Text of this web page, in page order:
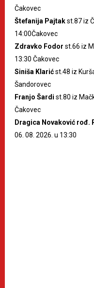
Čakovec
Štefanija Pajtakst.87 iz
14:00Čakovec
Zdravko Fodor st.66 iz
13:30 Čakovec
Siniša Klarićst.48 iz
Šandorovec
Franjo Šardi st.80 iz
Čakovec
Dragica Novaković rođ.
06. 08. 2026. u 13:30